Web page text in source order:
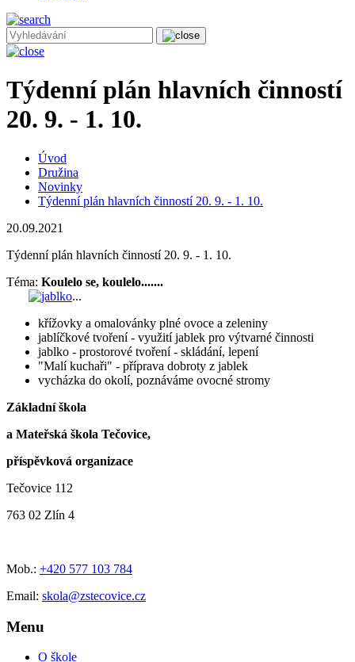
Týdenní plán hlavních činností
20. 9. - 1. 10.
Úvod
Družina
Novinky
Týdenní plán hlavních činností 20. 9. - 1. 10.
20.09.2021
Týdenní plán hlavních činností 20. 9. - 1. 10.
Téma: Koulelo se, koulelo.......
...
křížovky a omalovánky plné ovoce a zeleniny
jablíčkové tvoření - využití jablek pro výtvarné činnosti
jablko - prostorové tvoření - skládání, lepení
"Malí kuchaři" - příprava dobroty z jablek
vycházka do okolí, poznáváme ovocné stromy
Základní škola
a Mateřská škola Tečovice,
příspěvková organizace
Tečovice 112
763 02 Zlín 4
Mob.: +420 577 103 784
Email: skola@zstecovice.cz
Menu
O škole